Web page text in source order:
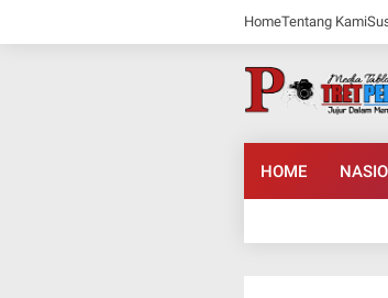
HomeTentang Kami
HOME